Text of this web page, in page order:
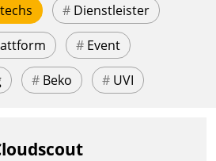
# Dienstleister
# Event
# Beko # UVI